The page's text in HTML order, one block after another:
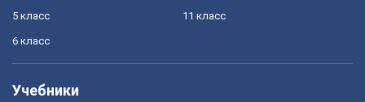
5 класс
6 класс
11 класс
Учебники